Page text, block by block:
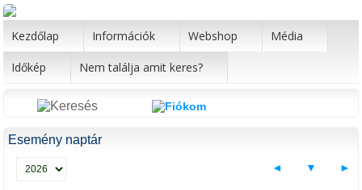
Kezdőlap Információk Webshop Média
Időkép Nem találja amit keres?
Esemény naptár
◄ ▼ ►